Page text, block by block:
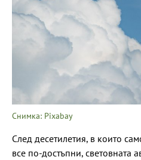
Снимка: Pixabay
След десетилетия, в които
все по-достъпни, световната